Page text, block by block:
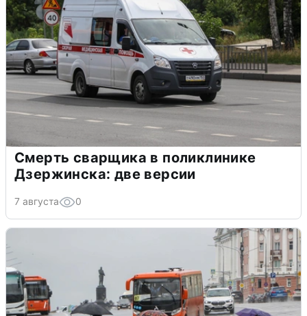
Смерть сварщика в поликлинике
Дзержинска: две версии
7 августа 0